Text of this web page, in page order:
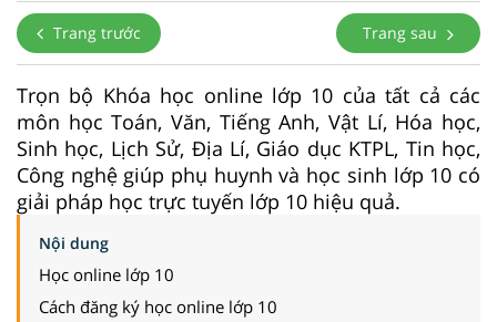
Trang trước Trang sau
Trọn bộ Khóa học online lớp 10 của tất cả các
môn học Toán, Văn, Tiếng Anh, Vật Lí, Hóa học,
Sinh học, Lịch Sử, Địa Lí, Giáo dục KTPL, Tin học,
Công nghệ giúp phụ huynh và học sinh lớp 10 có
giải pháp học trực tuyến lớp 10 hiệu quả.
Nội dung
Học online lớp 10
Cách đăng ký học online lớp 10